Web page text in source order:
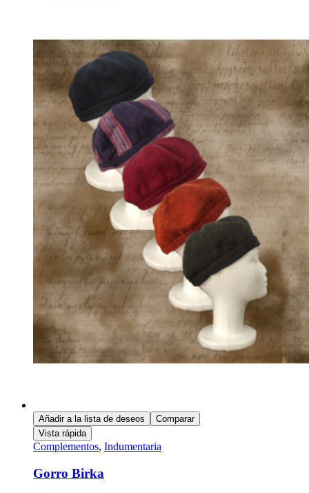
Añadir a la lista de deseos
Comparar
Vista rápida
Complementos, Indumentaria
Gorro Birka